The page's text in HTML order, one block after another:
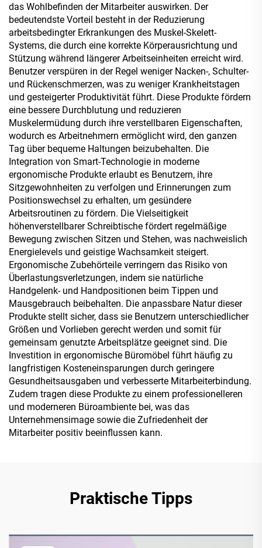
das Wohlbefinden der Mitarbeiter auswirken. Der
bedeutendste Vorteil besteht in der Reduzierung
arbeitsbedingter Erkrankungen des Muskel-Skelett-
Systems, die durch eine korrekte Körperausrichtung und
Stützung während längerer Arbeitseinheiten erreicht wird.
Benutzer verspüren in der Regel weniger Nacken-, Schulter-
und Rückenschmerzen, was zu weniger Krankheitstagen
und gesteigerter Produktivität führt. Diese Produkte fördern
eine bessere Durchblutung und reduzieren
Muskelermüdung durch ihre verstellbaren Eigenschaften,
wodurch es Arbeitnehmern ermöglicht wird, den ganzen
Tag über bequeme Haltungen beizubehalten. Die
Integration von Smart-Technologie in moderne
ergonomische Produkte erlaubt es Benutzern, ihre
Sitzgewohnheiten zu verfolgen und Erinnerungen zum
Positionswechsel zu erhalten, um gesündere
Arbeitsroutinen zu fördern. Die Vielseitigkeit
höhenverstellbarer Schreibtische fördert regelmäßige
Bewegung zwischen Sitzen und Stehen, was nachweislich
Energielevels und geistige Wachsamkeit steigert.
Ergonomische Zubehörteile verringern das Risiko von
Überlastungsverletzungen, indem sie natürliche
Handgelenk- und Handpositionen beim Tippen und
Mausgebrauch beibehalten. Die anpassbare Natur dieser
Produkte stellt sicher, dass sie Benutzern unterschiedlicher
Größen und Vorlieben gerecht werden und somit für
gemeinsam genutzte Arbeitsplätze geeignet sind. Die
Investition in ergonomische Büromöbel führt häufig zu
langfristigen Kosteneinsparungen durch geringere
Gesundheitsausgaben und verbesserte Mitarbeiterbindung.
Zudem tragen diese Produkte zu einem professionelleren
und moderneren Büroambiente bei, was das
Unternehmensimage sowie die Zufriedenheit der
Mitarbeiter positiv beeinflussen kann.
Praktische Tipps